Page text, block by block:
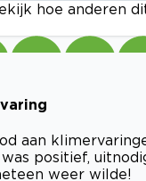
hoe anderen
aan
positief,
weer wilde!